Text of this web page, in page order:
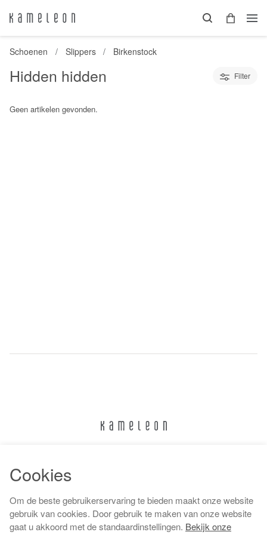
Schoenen Slippers Birkenstock
Hidden hidden Filter
Geen artikelen gevonden.
Algemene voorwaarden
Cookies
Om de beste gebruikerservaring te bieden maakt onze website
gebruik van cookies. Door gebruik te maken van onze website
gaat u akkoord met de standaardinstellingen. Bekijk onze